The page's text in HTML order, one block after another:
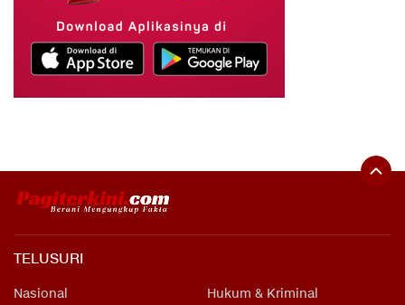
TELUSURI
Nasional
Hukum & Kriminal